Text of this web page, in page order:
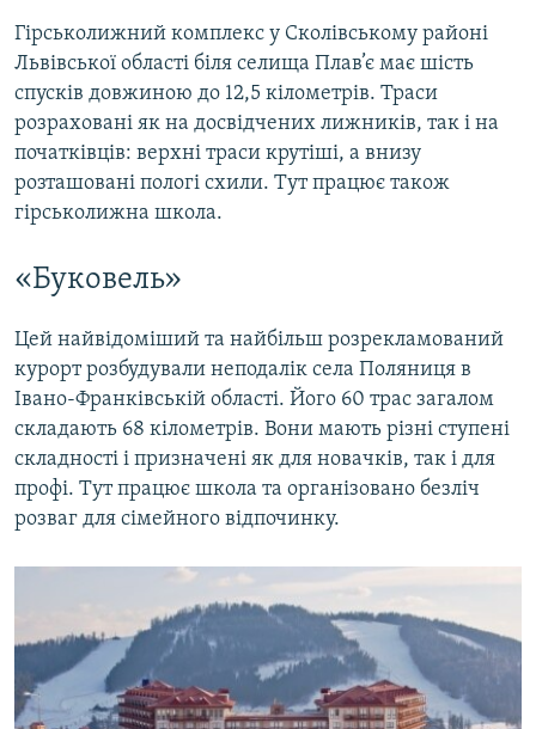
Гірськолижний комплекс у Сколівському районі
Львівської області біля селища Плав’є має шість
спусків довжиною до 12,5 кілометрів. Траси
розраховані як на досвідчених лижників, так і на
початківців: верхні траси крутіші, а внизу
розташовані пологі схили. Тут працює також
гірськолижна школа.
«Буковель»
Цей найвідоміший та найбільш розрекламований
курорт розбудували неподалік села Поляниця в
Івано-Франківській області. Його 60 трас загалом
складають 68 кілометрів. Вони мають різні ступені
складності і призначені як для новачків, так і для
профі. Тут працює школа та організовано безліч
розваг для сімейного відпочинку.